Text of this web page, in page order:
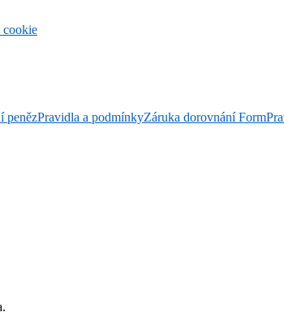
cookie
penězPravidla a podmínkyZáruka dorovnání Form